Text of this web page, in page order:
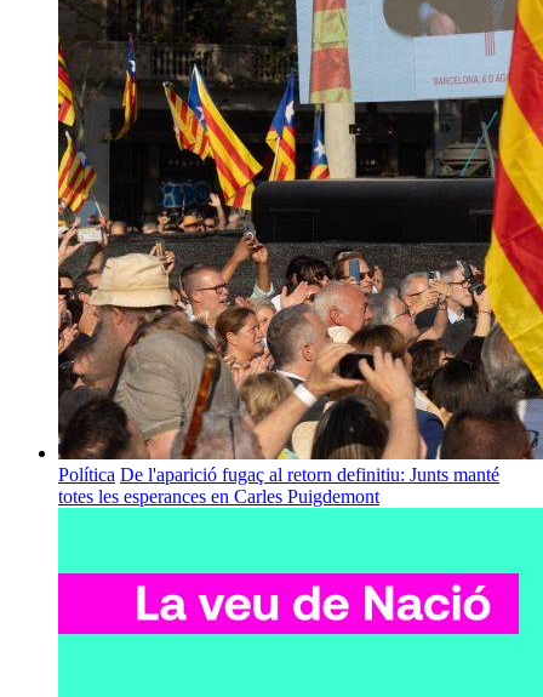
Política De l'aparició fugaç al retorn definitiu: Junts manté
totes les esperances en Carles Puigdemont